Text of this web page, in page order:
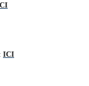
: ICI